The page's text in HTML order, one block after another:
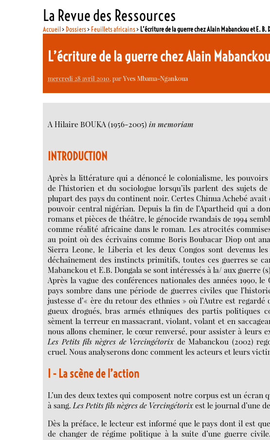
La Revue des Ressources
Accueil> Dossiers> Feuillets africains> L’écriture de la guerre chez Alain Mabanckou et E. B.
L’écriture de la guerre chez Alain
mercredi 28 avril 2010, parYves Mbama-Ngankoua
A Hilaire BOUKA (1956-2005)in memoriam
INTRODUCTION
Après la littérature qui a dénoncé le colonialisme, les
de l’historien et du sociologue lorsqu’ils parlent des sujets
plupart des pays du continent noir. Certes Chinua Achebé
pouvoir central nigérian. Depuis la fin de l’Apartheid qui a
romans et pièces de théâtre, le génocide rwandais de 1994
comme réalité africaine dans le roman. Les atrocités
au point où des écrivains comme Boris Boubacar Diop ont
Sierra Leone, le Liberia et les deux Congos sont devenus
déchaînement des instincts primitifs, toutes ces guerres se
Mabanckou et E.B. Dongala se sont intéressés à la/ aux guerre
Après la vague des conférences nationales des années 1990,
pays sombre dans une période de guerres civiles que
justesse d’« ère du retour des ethnies » où l’Autre est
gueux drogués, bras armés ethniques des partis politiques
sèment la terreur en massacrant, violant, volant et en
nous allons cheminer, le cœur renversé, pour assister à leurs
Les Petits fils nègres de Vercingétorix de Mabanckou (2002)
cruel. Nous analyserons donc comment les acteurs et leurs
I - La scène de l’action
L’un des deux textes qui composent notre corpus est un écran
à sang.Les Petits fils nègres de Vercingétorixest le journal d’une
Dès la préface, le lecteur est informé que le pays dont il est
de changer de régime politique à la suite d’une guerre